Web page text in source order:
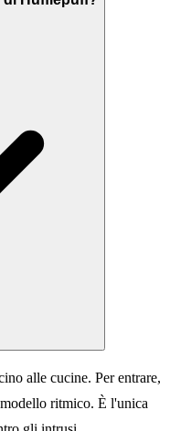
alle cucine. Per entrare,
ritmico. È l'unica